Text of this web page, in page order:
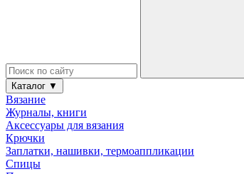
Каталог ▼
Вязание
Журналы, книги
Аксессуары для вязания
Крючки
Заплатки, нашивки, термоаппликации
Спицы